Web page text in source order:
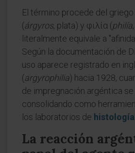
El término procede del
(árgyros, plata) y φιλία (philía
literalmente equivale a
Según la documentación de
uso aparece registrado en
(argyrophilia) hacia 1928,
de impregnación argéntica
consolidando como
los laboratorios de histología
La reacción